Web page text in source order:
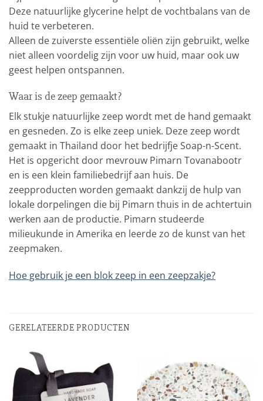
Deze natuurlijke glycerine helpt de vochtbalans van de
huid te verbeteren.
Alleen de zuiverste essentiële oliën zijn gebruikt, welke
niet alleen voordelig zijn voor uw huid, maar ook uw
geest helpen ontspannen.
Waar is de zeep gemaakt?
Elk stukje natuurlijke zeep wordt met de hand gemaakt
en gesneden. Zo is elke zeep uniek. Deze zeep wordt
gemaakt in Thailand door het bedrijfje Soap-n-Scent.
Het is opgericht door mevrouw Pimarn Tovanabootr
en is een klein familiebedrijf aan huis. De
zeepproducten worden gemaakt dankzij de hulp van
lokale dorpelingen die bij Pimarn thuis in de achtertuin
werken aan de productie. Pimarn studeerde
milieukunde in Amerika en leerde zo de kunst van het
zeepmaken.
Hoe gebruik je een blok zeep in een zeepzakje?
GERELATEERDE PRODUCTEN